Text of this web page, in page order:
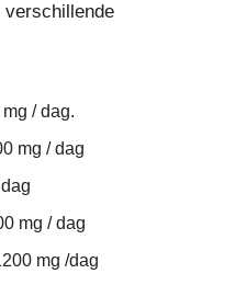
/ dag.
mg / dag
mg / dag
mg /dag